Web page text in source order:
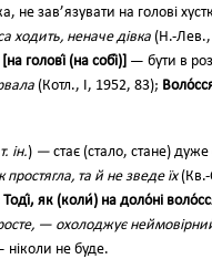
не зав’язувати на голові
ходить, неначе дівка (Н.-Лев.,
голові́ (на собі́)] — бути в
(Котл., І, 1952, 83);
т. ін.) — стає (стало, стане)
та й не зведе їх(Кв.-
Тоді́, як (коли́) на доло́ні
— охолоджує
ніколи не буде.